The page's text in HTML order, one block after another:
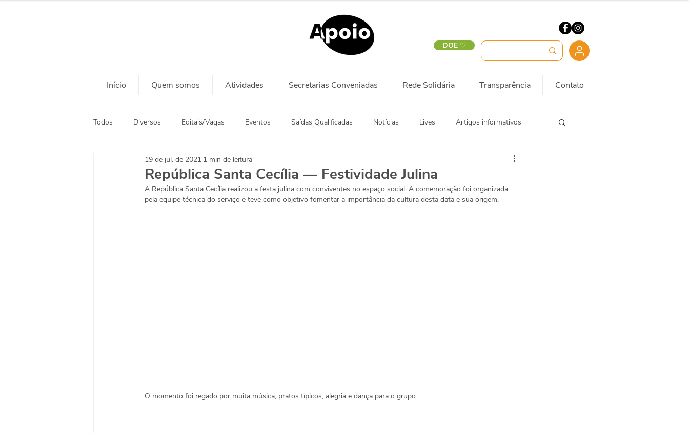
DOE ♡
Início Quem somos Atividades Secretarias Conveniadas Rede Solidária Transparência Contato
Todos Diversos Editais/Vagas Eventos Saídas Qualificadas Notícias Lives Artigos informativos
Ação Social Habitação
República Santa Cecília — Festividade Julina
19 de jul. de 2021 1 min de leitura
A República Santa Cecília realizou a festa julina com conviventes no espaço social. A comemoração foi organizada
pela equipe técnica do serviço e teve como objetivo fomentar a importância da cultura desta data e sua origem.
O momento foi regado por muita música, pratos típicos, alegria e dança para o grupo.